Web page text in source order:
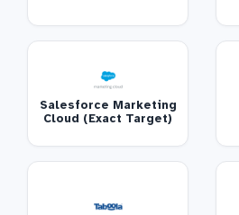
Salesforce Marketing
Cloud (Exact Target)